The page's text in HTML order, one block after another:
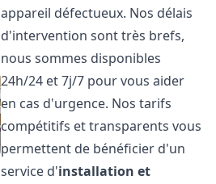
appareil défectueux. Nos délais
d'intervention sont très brefs,
nous sommes disponibles
24h/24 et 7j/7 pour vous aider
en cas d'urgence. Nos tarifs
compétitifs et transparents vous
permettent de bénéficier d'un
service d'installation et